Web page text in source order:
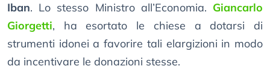
Iban. Lo stesso Ministro all’Economia. Giancarlo
Giorgetti, ha esortato le chiese a dotarsi di
strumenti idonei a favorire tali elargizioni in modo
da incentivare le donazioni stesse.